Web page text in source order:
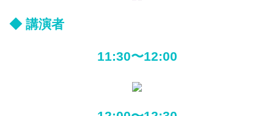
◆ 講演者
11:30〜12:00